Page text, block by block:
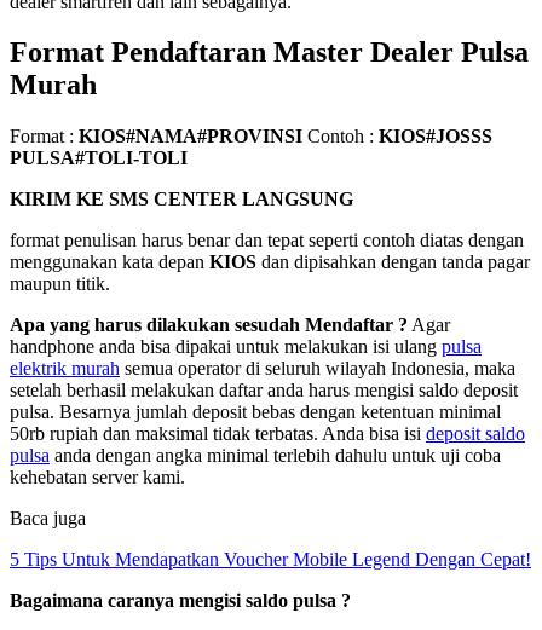
Format Pendaftaran Master Dealer Pulsa
Murah
Format : KIOS#NAMA#PROVINSI Contoh : KIOS#JOSSS
PULSA#TOLI-TOLI
KIRIM KE SMS CENTER LANGSUNG
format penulisan harus benar dan tepat seperti contoh diatas dengan
menggunakan kata depan KIOS dan dipisahkan dengan tanda pagar
maupun titik.
Apa yang harus dilakukan sesudah Mendaftar ? Agar
handphone anda bisa dipakai untuk melakukan isi ulang pulsa
elektrik murah semua operator di seluruh wilayah Indonesia, maka
setelah berhasil melakukan daftar anda harus mengisi saldo deposit
pulsa. Besarnya jumlah deposit bebas dengan ketentuan minimal
50rb rupiah dan maksimal tidak terbatas. Anda bisa isi deposit saldo
pulsa anda dengan angka minimal terlebih dahulu untuk uji coba
kehebatan server kami.
Baca juga
5 Tips Untuk Mendapatkan Voucher Mobile Legend Dengan Cepat!
Bagaimana caranya mengisi saldo pulsa ?